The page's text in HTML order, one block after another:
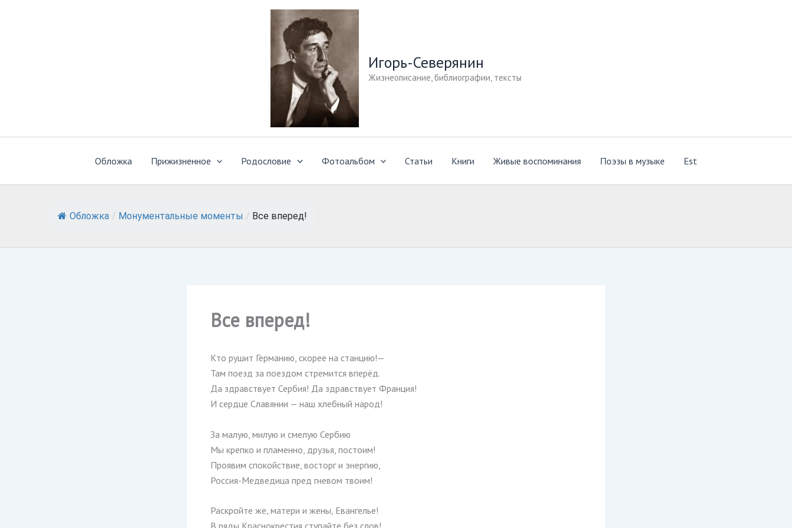
Игорь-Северянин
Жизнеописание, библиографии, тексты
Обложка Прижизненное Родословие Фотоальбом Статьи Книги Живые воспоминания Поэзы в музыке Est
Обложка / Монументальные моменты / Все вперед!
Все вперед!
Кто рушит Германию, скорее на станцию!—
Там поезд за поездом стремится вперёд.
Да здравствует Сербия! Да здравствует Франция!
И сердце Славянии — наш хлебный народ!
За малую, милую и смелую Сербию
Мы крепко и пламенно, друзья, постоим!
Проявим спокойствие, восторг и энергию,
Россия-Медведица пред гневом твоим!
Раскройте же, матери и жены, Евангелье!